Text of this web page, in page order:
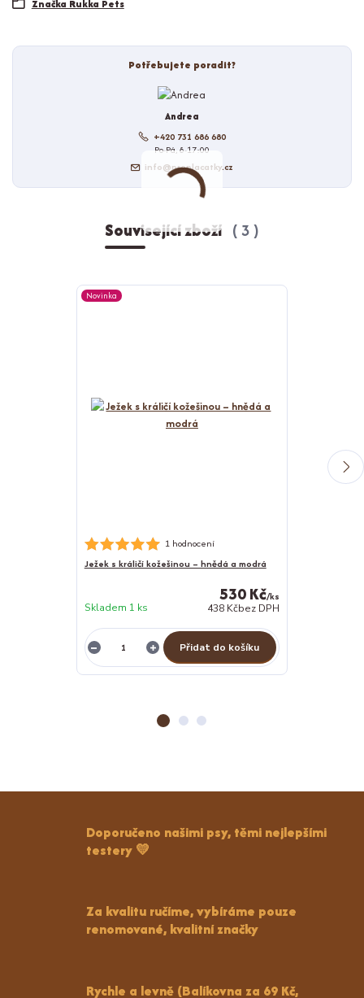
Značka Rukka Pets
Potřebujete poradit?
Andrea
+420 731 686 680
Po-Pá, 8-17:00
info@proplacatky.cz
Související zboží 3
Novinka
1 hodnocení
Ježek s králičí kožešinou – hnědá a modrá
530 Kč/ks
438 Kčbez DPH
Skladem 1 ks
Přidat do košíku
Doporučeno našimi psy, těmi nejlepšími
testery 💛
Za kvalitu ručíme, vybíráme pouze
renomované, kvalitní značky
Rychle a levně (Balíkovna za 69 Kč,